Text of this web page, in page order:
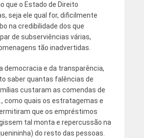
que o Estado de Direito
seja ele qual for, dificilmente
na credibilidade dos que
de subserviências várias,
tão inadvertidas.
democracia e da transparência,
saber quantas falências de
custaram as comendas de
como quais os estratagemas e
que os empréstimos
tal monta e repercussão na
do resto das pessoas.